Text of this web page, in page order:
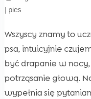
| pies
Wszyscy znamy to
psa, intuicyjnie
być drapanie w nocy,
potrząsanie głową.
wypełnia się